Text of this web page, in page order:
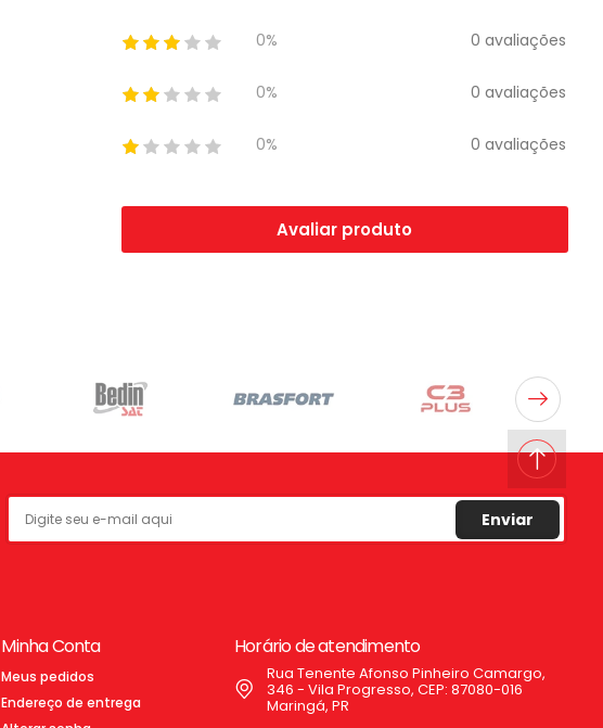
0% 0 avaliações
0% 0 avaliações
0% 0 avaliações
Avaliar produto
Enviar
Minha Conta
Meus pedidos
Endereço de entrega
Horário de atendimento
Rua Tenente Afonso Pinheiro Camargo,
346 - Vila Progresso, CEP: 87080-016
Maringá, PR